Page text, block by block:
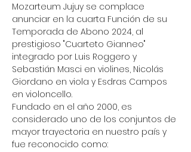
Mozarteum Jujuy se complace
anunciar en la cuarta Función de su
Temporada de Abono 2024, al
prestigioso "Cuarteto Gianneo"
integrado por Luis Roggero y
Sebastián Masci en violines, Nicolás
Giordano en viola y Esdras Campos
en violoncello.
Fundado en el año 2000, es
considerado uno de los conjuntos de
mayor trayectoria en nuestro país y
fue reconocido como: